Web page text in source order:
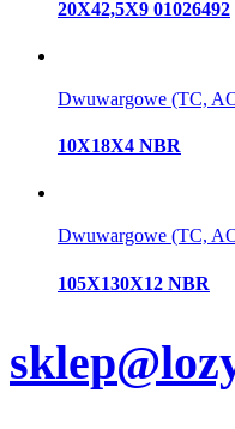
20X42,5X9 01026492
Dwuwargowe (TC,
10X18X4 NBR
Dwuwargowe (TC,
105X130X12 NBR